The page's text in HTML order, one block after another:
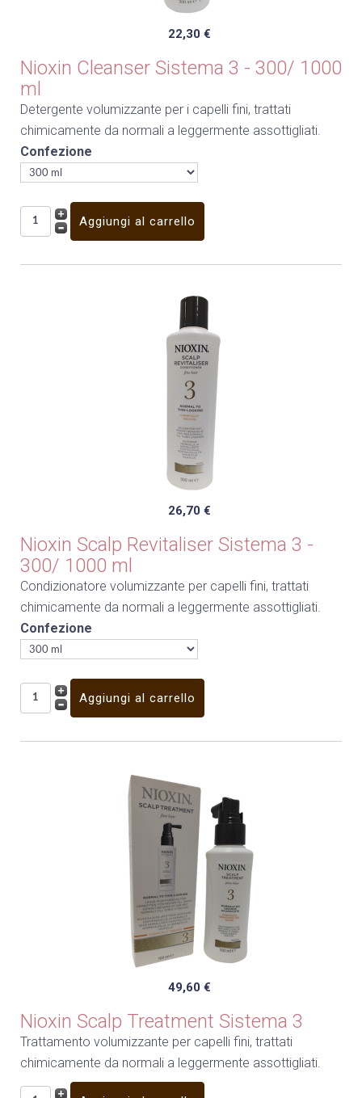
22,30 €
Nioxin Cleanser Sistema 3 - 300/ 1000
ml
Detergente volumizzante per i capelli fini, trattati
chimicamente da normali a leggermente assottigliati.
Confezione
26,70 €
Nioxin Scalp Revitaliser Sistema 3 -
300/ 1000 ml
Condizionatore volumizzante per capelli fini, trattati
chimicamente da normali a leggermente assottigliati.
Confezione
49,60 €
Nioxin Scalp Treatment Sistema 3
Trattamento volumizzante per capelli fini, trattati
chimicamente da normali a leggermente assottigliati.